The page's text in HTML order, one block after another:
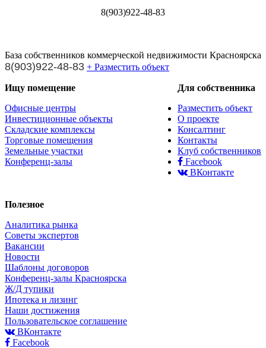
8(903)922-48-83
База собственников коммерческой недвижимости Красноярска
8(903)922-48-83 + Разместить объект
Ищу помещение
Офисные центры
Инвестиционные объекты
Складские комплексы
Торговые помещения
Земельные участки
Конференц-залы
Для собственника
Разместить объект
О проекте
Консалтинг
Контакты
Клуб собственников
Facebook
ВКонтакте
Полезное
Аналитика рынка
Советы экспертов
Вакансии
Новости
Шаблоны договоров
Конференц-залы Красноярска
Ж/Д тупики
Ипотека и лизинг
Наши достижения
Пользовательское соглашение
ВКонтакте
Facebook